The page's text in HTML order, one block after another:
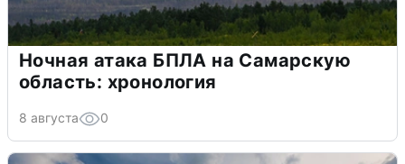
Ночная атака БПЛА на Самарскую
область: хронология
8 августа 0